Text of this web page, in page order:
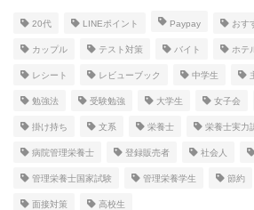
20代 LINEポイント Paypay おす
カップル テスト対策 バイト ホテ
レシート レビューブック 中学生
勉強法 受験勉強 大学生 女子会
掛け持ち 文系 栄養士 栄養士実力
病院管理栄養士 登録販売者 社会人
管理栄養士国家試験 管理栄養学生 節約
面接対策 高校生